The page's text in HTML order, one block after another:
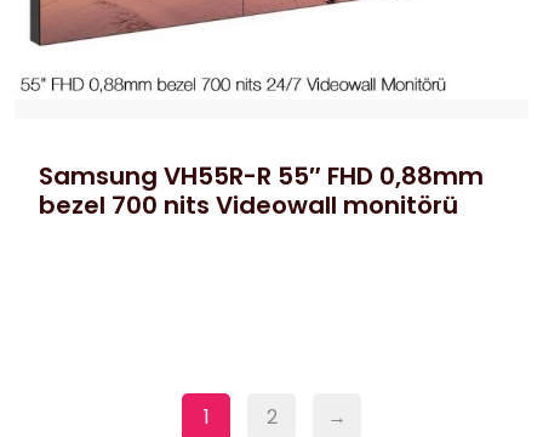
Samsung VH55R-R 55″ FHD 0,88mm
bezel 700 nits Videowall monitörü
1 2 →